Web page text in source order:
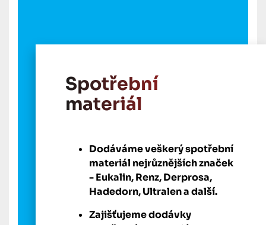
Spotřební
materiál
Dodáváme veškerý spotřební
materiál nejrůznějších značek
- Eukalin, Renz, Derprosa,
Hadedorn, Ultralen a další.
Zajišťujeme dodávky